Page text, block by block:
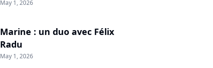
May 1, 2026
Marine : un duo avec Félix
Radu
May 1, 2026